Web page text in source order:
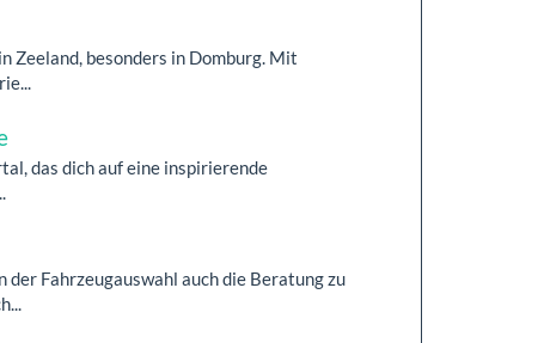
Zeeland, besonders in Domburg. Mit
das dich auf eine inspirierende
Fahrzeugauswahl auch die Beratung zu